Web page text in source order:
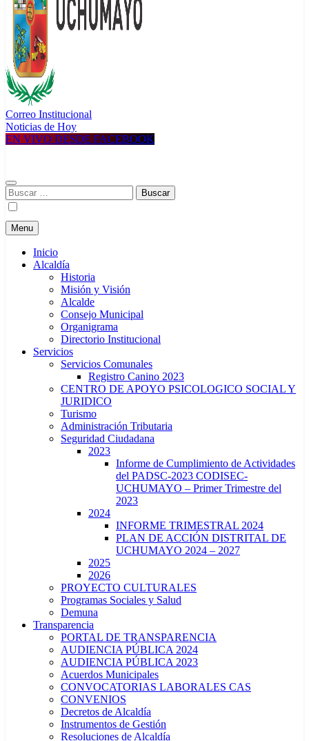
MUNICIPALIDAD DISTRITAL DE UCHUMAYO
Construyendo una nueva Historia
Correo Institucional
Noticias de Hoy
EN VIVO DESDE FACEBOOK
Buscar:
Menu
Inicio
Alcaldía
Historia
Misión y Visión
Alcalde
Consejo Municipal
Organigrama
Directorio Institucional
Servicios
Servicios Comunales
Registro Canino 2023
CENTRO DE APOYO PSICOLOGICO SOCIAL Y
JURIDICO
Turismo
Administración Tributaria
Seguridad Ciudadana
2023
Informe de Cumplimiento de Actividades
del PADSC-2023 CODISEC-
UCHUMAYO – Primer Trimestre del
2023
2024
INFORME TRIMESTRAL 2024
PLAN DE ACCIÓN DISTRITAL DE
UCHUMAYO 2024 – 2027
2025
2026
PROYECTO CULTURALES
Programas Sociales y Salud
Demuna
Transparencia
PORTAL DE TRANSPARENCIA
AUDIENCIA PÚBLICA 2024
AUDIENCIA PÚBLICA 2023
Acuerdos Municipales
CONVOCATORIAS LABORALES CAS
CONVENIOS
Decretos de Alcaldía
Instrumentos de Gestión
Resoluciones de Alcaldía